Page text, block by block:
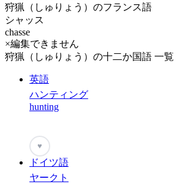
狩猟（しゅりょう）のフランス語
シャッス
chasse
×編集できません
狩猟（しゅりょう）の十二か国語 一覧
英語
ハンティング
hunting
♥
ドイツ語
ヤークト